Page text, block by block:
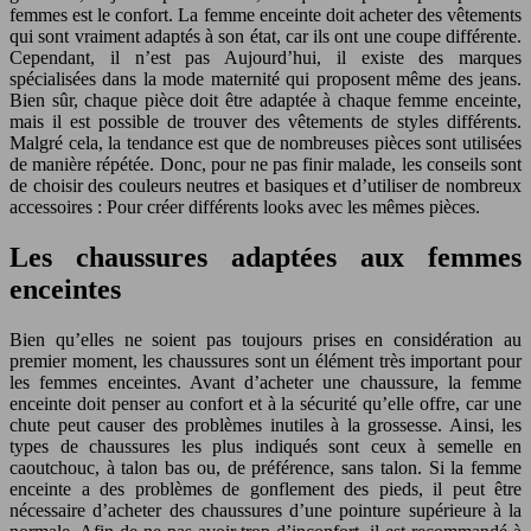
femmes est le confort. La femme enceinte doit acheter des vêtements
qui sont vraiment adaptés à son état, car ils ont une coupe différente.
Cependant, il n’est pas Aujourd’hui, il existe des marques
spécialisées dans la mode maternité qui proposent même des jeans.
Bien sûr, chaque pièce doit être adaptée à chaque femme enceinte,
mais il est possible de trouver des vêtements de styles différents.
Malgré cela, la tendance est que de nombreuses pièces sont utilisées
de manière répétée. Donc, pour ne pas finir malade, les conseils sont
de choisir des couleurs neutres et basiques et d’utiliser de nombreux
accessoires : Pour créer différents looks avec les mêmes pièces.
Les chaussures adaptées aux femmes
enceintes
Bien qu’elles ne soient pas toujours prises en considération au
premier moment, les chaussures sont un élément très important pour
les femmes enceintes. Avant d’acheter une chaussure, la femme
enceinte doit penser au confort et à la sécurité qu’elle offre, car une
chute peut causer des problèmes inutiles à la grossesse. Ainsi, les
types de chaussures les plus indiqués sont ceux à semelle en
caoutchouc, à talon bas ou, de préférence, sans talon. Si la femme
enceinte a des problèmes de gonflement des pieds, il peut être
nécessaire d’acheter des chaussures d’une pointure supérieure à la